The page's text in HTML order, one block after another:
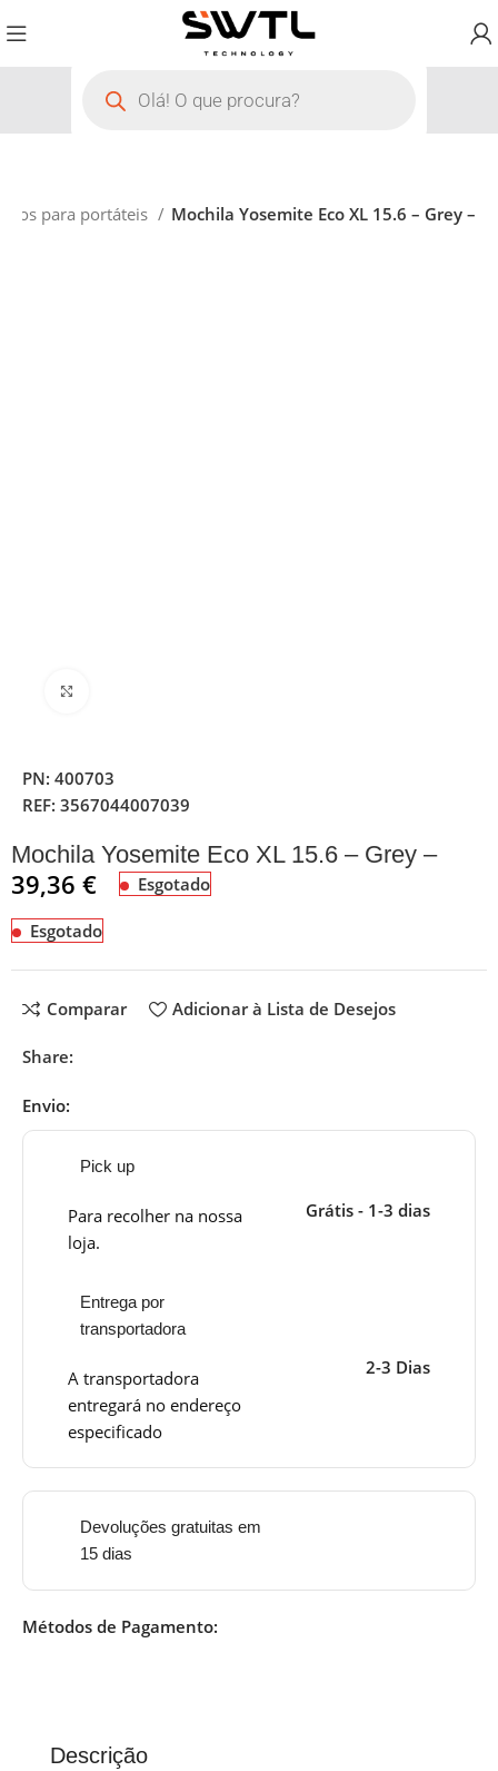
para portáteis Mochila Yosemite Eco XL 15.6 – Grey –
PN:400703
REF:3567044007039
Mochila Yosemite Eco XL 15.6 – Grey –
39,36€ Esgotado
Esgotado
Comparar Adicionar à Lista de Desejos
Share:
Envio:
Pick up
Para recolher na nossa
loja.
Grátis - 1-3 dias
Entrega por
transportadora
A transportadora
entregará no endereço
especificado
2-3 Dias
Devoluções gratuitas em
15 dias
Métodos de Pagamento:
Descrição